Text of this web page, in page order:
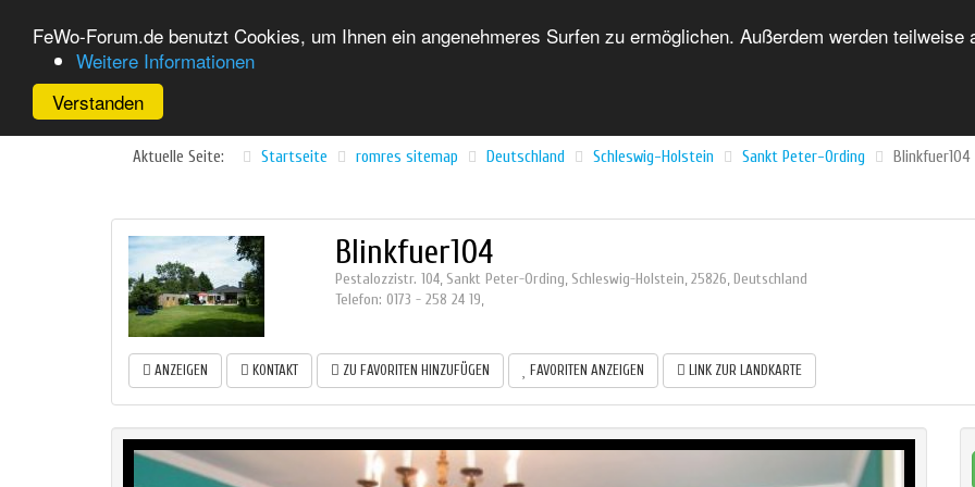
FeWo-Forum.de benutzt Cookies, um Ihnen ein angenehmeres Surfen zu ermöglichen. Außerdem werden
Weitere Informationen
Verstanden
HOME FORUM UNTERKUNFTSVERZEICHNIS
Aktuelle Seite: Startseite romres sitemap Deutschland Schleswig-Holstein Sankt Peter-Ording Blinkfuer104
Blinkfuer104
Pestalozzistr. 104, Sankt Peter-Ording, Schleswig-Holstein,25826, Deutschland
Telefon: 0173 - 258 24 19,
ANZEIGEN KONTAKT ZU FAVORITEN HINZUFÜGEN FAVORITEN ANZEIGEN LINK ZUR LANDKARTE